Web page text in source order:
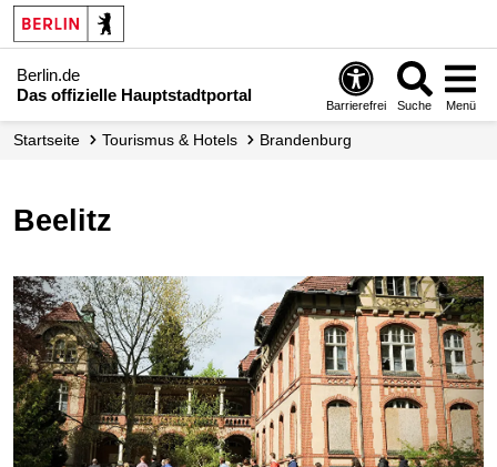
Berlin.de
Das offizielle Hauptstadtportal
Barrierefrei Suche Menü
Startseite Tourismus & Hotels Brandenburg
Beelitz